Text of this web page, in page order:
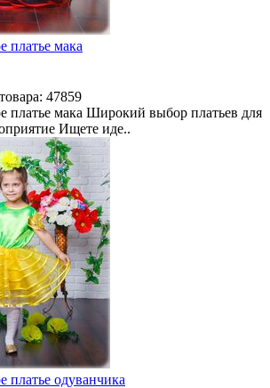
платье мака
47859
платье мака Широкий выбор платьев для
Ищете иде..
платье одуванчика